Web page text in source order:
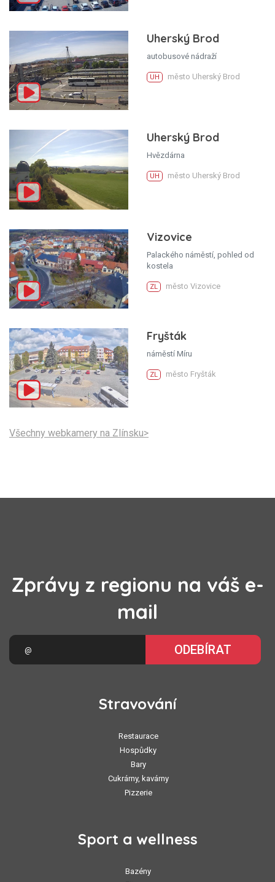
Uherský Brod
autobusové nádraží
UH město Uherský Brod
Uherský Brod
Hvězdárna
UH město Uherský Brod
Vizovice
Palackého náměstí, pohled od
kostela
ZL město Vizovice
Fryšták
náměstí Míru
ZL město Fryšták
Všechny webkamery na Zlínsku>
Zprávy z regionu na váš e-
mail
ODEBÍRAT
Stravování
Restaurace
Hospůdky
Bary
Cukrárny, kavárny
Pizzerie
Sport a wellness
Bazény